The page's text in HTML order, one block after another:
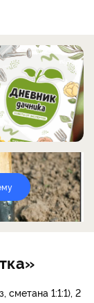
сметана 1:1:1), 2